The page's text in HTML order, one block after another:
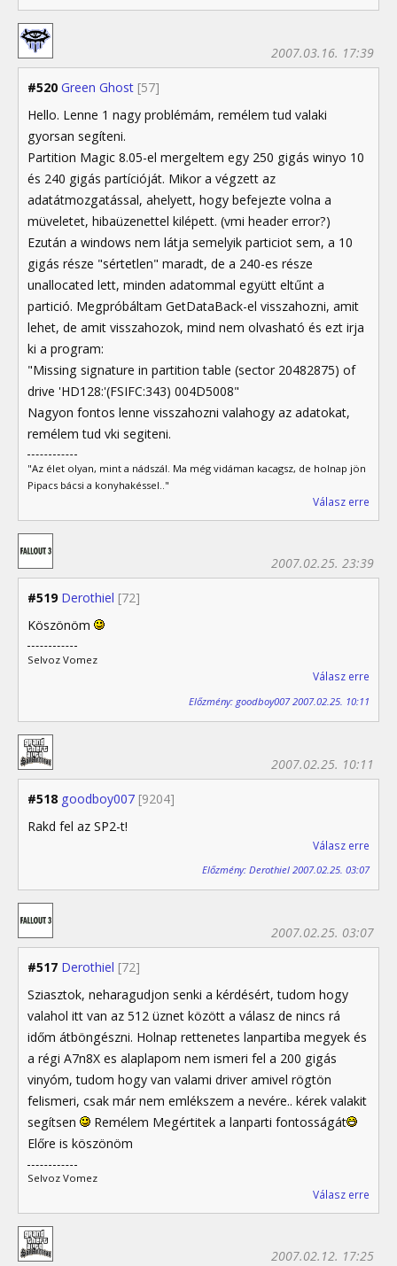
#520 Green Ghost [57]
2007.03.16. 17:39
Hello. Lenne 1 nagy problémám, remélem tud valaki
gyorsan segíteni.
Partition Magic 8.05-el mergeltem egy 250 gigás winyo 10
és 240 gigás partícióját. Mikor a végzett az
adatátmozgatással, ahelyett, hogy befejezte volna a
müveletet, hibaüzenettel kilépett. (vmi header error?)
Ezután a windows nem látja semelyik particiot sem, a 10
gigás része "sértetlen" maradt, de a 240-es része
unallocated lett, minden adatommal együtt eltűnt a
partició. Megpróbáltam GetDataBack-el visszahozni, amit
lehet, de amit visszahozok, mind nem olvasható és ezt irja
ki a program:
"Missing signature in partition table (sector 20482875) of
drive 'HD128:'(FSIFC:343) 004D5008"
Nagyon fontos lenne visszahozni valahogy az adatokat,
remélem tud vki segiteni.
"Az élet olyan, mint a nádszál. Ma még vidáman kacagsz, de holnap jön
Pipacs bácsi a konyhakéssel.."
Válasz erre
#519 Derothiel [72]
2007.02.25. 23:39
Köszönöm
Selvoz Vomez
Válasz erre
Előzmény: goodboy007 2007.02.25. 10:11
#518 goodboy007 [9204]
2007.02.25. 10:11
Rakd fel az SP2-t!
Válasz erre
Előzmény: Derothiel 2007.02.25. 03:07
#517 Derothiel [72]
2007.02.25. 03:07
Sziasztok, neharagudjon senki a kérdésért, tudom hogy
valahol itt van az 512 üznet között a válasz de nincs rá
időm átböngészni. Holnap rettenetes lanpartiba megyek és
a régi A7n8X es alaplapom nem ismeri fel a 200 gigás
vinyóm, tudom hogy van valami driver amivel rögtön
felismeri, csak már nem emlékszem a nevére.. kérek valakit
segítsen
Remélem Megértitek a lanparti fontosságát
Előre is köszönöm
Selvoz Vomez
Válasz erre
2007.02.12. 17:25